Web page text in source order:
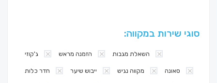
סוגי שירות במקווה:
ג'קוזי הזמנה מראש השאלת מגבות
חדר כלות ייבוש שיער מקווה נגיש סאונה